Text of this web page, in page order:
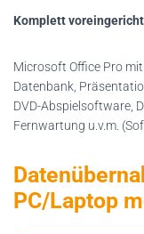
Komplett
Microsoft Office Pro
Datenbank,
DVD-Abspielsoftware,
Fernwartung u.v.m.
PC/Laptop